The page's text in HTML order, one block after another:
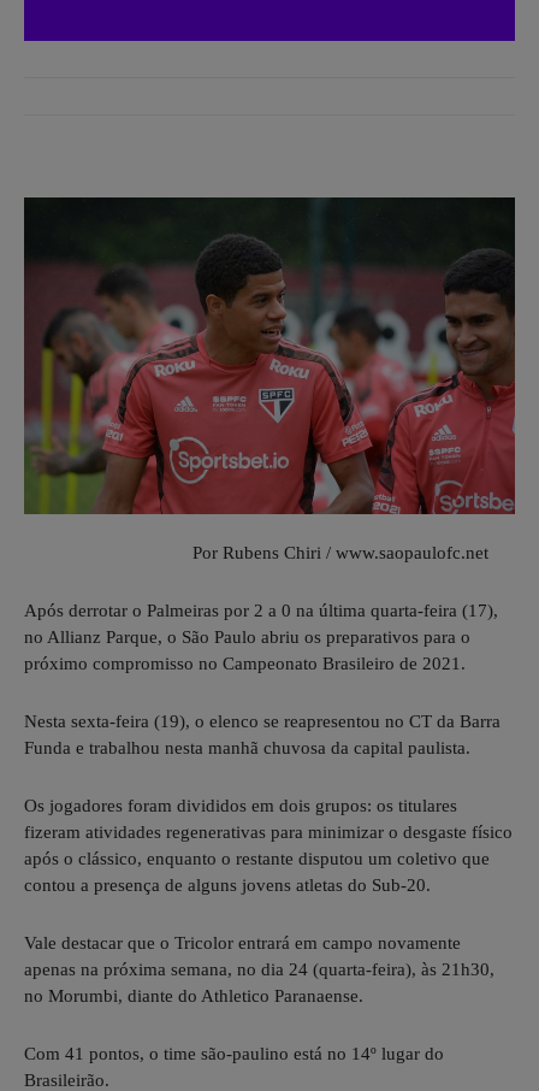
Por Rubens Chiri / www.saopaulofc.net
Após derrotar o Palmeiras por 2 a 0 na última quarta-feira (17),
no Allianz Parque, o São Paulo abriu os preparativos para o
próximo compromisso no Campeonato Brasileiro de 2021.
Nesta sexta-feira (19), o elenco se reapresentou no CT da Barra
Funda e trabalhou nesta manhã chuvosa da capital paulista.
Os jogadores foram divididos em dois grupos: os titulares
fizeram atividades regenerativas para minimizar o desgaste físico
após o clássico, enquanto o restante disputou um coletivo que
contou a presença de alguns jovens atletas do Sub-20.
Vale destacar que o Tricolor entrará em campo novamente
apenas na próxima semana, no dia 24 (quarta-feira), às 21h30,
no Morumbi, diante do Athletico Paranaense.
Com 41 pontos, o time são-paulino está no 14º lugar do
Brasileirão.